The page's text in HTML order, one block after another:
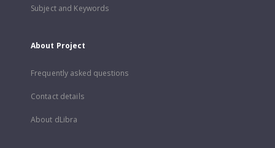
Subject and Keywords
About Project
Frequently asked questions
Contact details
About dLibra